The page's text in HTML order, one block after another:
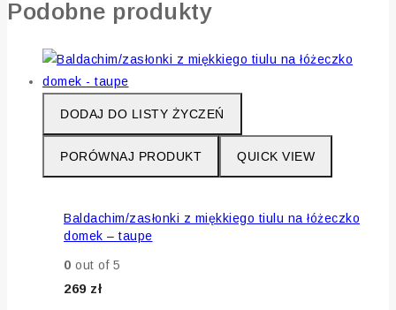
Podobne produkty
DODAJ DO LISTY ŻYCZEŃ
PORÓWNAJ PRODUKT QUICK VIEW
Baldachim/zasłonki z miękkiego tiulu na łóżeczko
domek – taupe
0 out of 5
269 zł